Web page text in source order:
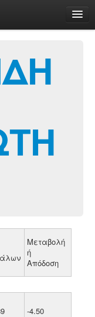
Μεταβολή
ή
Απόδοση
-4.50